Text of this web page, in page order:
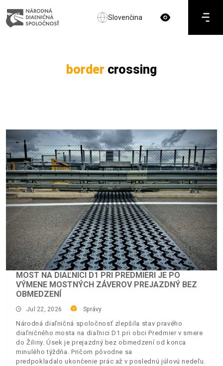
Slovenčina
border crossing
MOST NA DIAĽNICI D1 PRI PREDMIERI JE PO
VÝMENE MOSTNÝCH ZÁVEROV PREJAZDNÝ BEZ
OBMEDZENÍ
Jul 22, 2026 Správy
Národná diaľničná spoločnosť zlepšila stav pravého
diaľničného mosta na diaľnici D1 pri obci Predmier v smere
do Žiliny. Úsek je prejazdný bez obmedzení od konca
minulého týždňa. Pričom pôvodne sa
predpokladalo ukončenie prác až v poslednú júlovú nedeľu.